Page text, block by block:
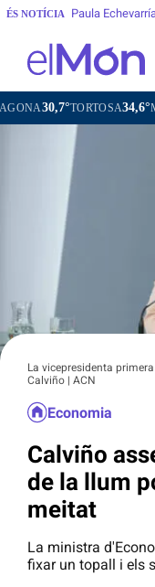
ÉS NOTÍCIA Paula
TORTOSA34,6°MATARÓ
La vicepresidenta
Calviño | ACN
Economia
Calviño
de la llum
meitat
La ministra
fixar un topall i els